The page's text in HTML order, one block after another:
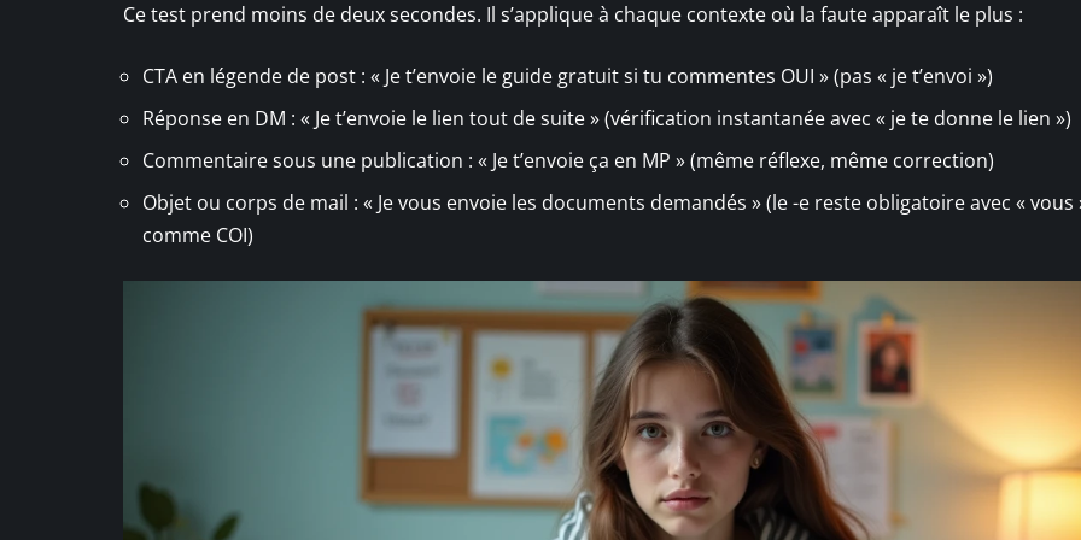
Ce test prend moins de deux secondes. Il s’applique à chaque contexte où la faute apparaît le plus :
CTA en légende de post : « Je t’envoie le guide gratuit si tu commentes OUI » (pas « je t’envoi »)
Réponse en DM : « Je t’envoie le lien tout de suite » (vérification instantanée avec « je te donne le lien »)
Commentaire sous une publication : « Je t’envoie ça en MP » (même réflexe, même correction)
Objet ou corps de mail : « Je vous envoie les documents demandés » (le -e reste obligatoire avec « vous
comme COI)